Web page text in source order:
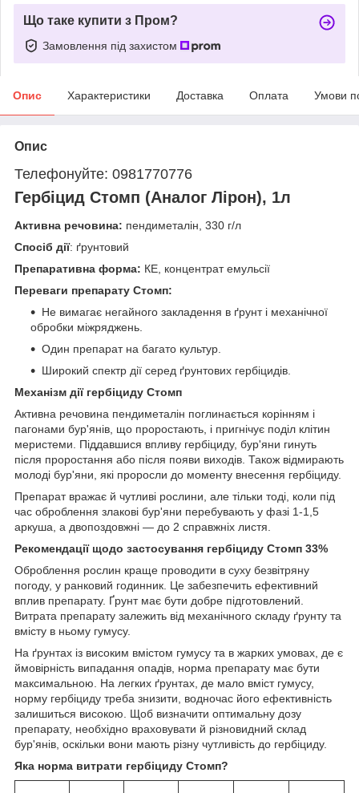
Що таке купити з Пром?
Замовлення під захистом
Опис Характеристики Доставка Оплата Умови
Опис
Телефонуйте: 0981770776
Гербіцид Стомп (Аналог Лірон), 1л
Активна речовина: пендиметалін, 330 г/л
Спосіб дії: ґрунтовий
Препаративна форма: КЕ, концентрат емульсії
Переваги препарату Стомп:
Не вимагає негайного закладення в ґрунт і механічної
обробки міжряджень.
Один препарат на багато культур.
Широкий спектр дії серед ґрунтових гербіцидів.
Механізм дії гербіциду Стомп
Активна речовина пендиметалін поглинається корінням і
пагонами бур'янів, що проростають, і пригнічує поділ клітин
меристеми. Піддавшися впливу гербіциду, бур'яни гинуть
після проростання або після появи виходів. Також відмирають
молоді бур'яни, які проросли до моменту внесення гербіциду.
Препарат вражає й чутливі рослини, але тільки тоді, коли під
час оброблення злакові бур'яни перебувають у фазі 1-1,5
аркуша, а двопоздовжні — до 2 справжніх листя.
Рекомендації щодо застосування гербіциду Стомп 33%
Оброблення рослин краще проводити в суху безвітряну
погоду, у ранковий годинник. Це забезпечить ефективний
вплив препарату. Ґрунт має бути добре підготовлений.
Витрата препарату залежить від механічного складу ґрунту та
вмісту в ньому гумусу.
На ґрунтах із високим вмістом гумусу та в жарких умовах, де є
ймовірність випадання опадів, норма препарату має бути
максимальною. На легких ґрунтах, де мало вміст гумусу,
норму гербіциду треба знизити, водночас його ефективність
залишиться високою. Щоб визначити оптимальну дозу
препарату, необхідно враховувати й різновидний склад
бур'янів, оскільки вони мають різну чутливість до гербіциду.
Яка норма витрати гербіциду Стомп?